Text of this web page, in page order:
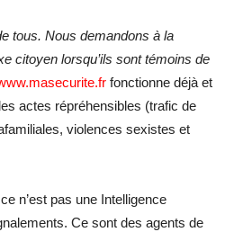
tous. Nous demandons à la
citoyen lorsqu’ils sont témoins de
fonctionne déjà et
actes répréhensibles (trafic de
violences sexistes et
n’est pas une Intelligence
Ce sont des agents de